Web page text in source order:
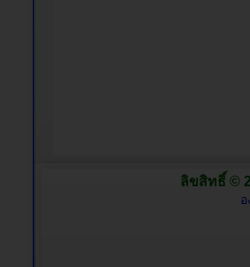
ลิขสิทธิ์ ©